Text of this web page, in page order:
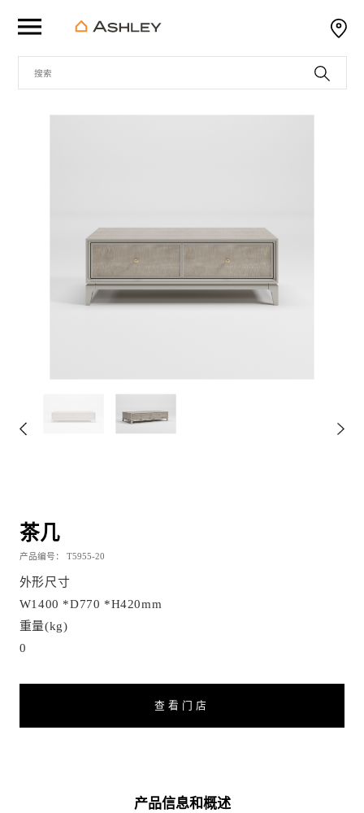
茶几
产品编号： T5955-20
外形尺寸
W1400 *D770 *H420mm
重量(kg)
0
查看门店
产品信息和概述